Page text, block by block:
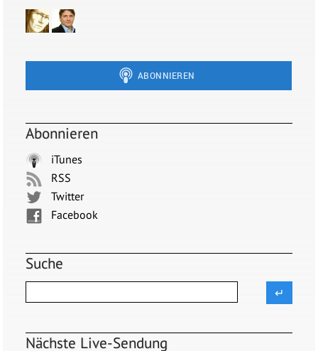
Abonnieren
iTunes
RSS
Twitter
Facebook
Suche
Nächste Live-Sendung